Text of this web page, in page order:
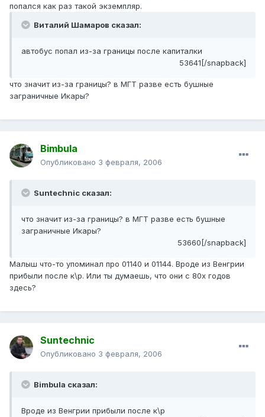
попался как раз такой экземпляр.
Виталий Шамаров сказал:
автобус попал из-за границы после капиталки
53641[/snapback]
что значит из-за границы? в МГТ разве есть бушные
заграничные Икары?
Bimbula
Опубликовано 3 февраля, 2006
Suntechnic сказал:
что значит из-за границы? в МГТ разве есть бушные
заграничные Икары?
53660[/snapback]
Малыш что-то упоминал про 01140 и 01144. Вроде из Венгрии
прибыли после к\р. Или ты думаешь, что они с 80х годов
здесь?
Suntechnic
Опубликовано 3 февраля, 2006
Bimbula сказал:
Вроде из Венгрии прибыли после к\р